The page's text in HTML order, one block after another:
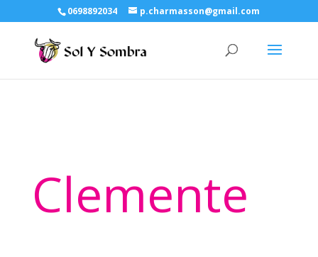
0698892034 p.charmasson@gmail.com
Clemente